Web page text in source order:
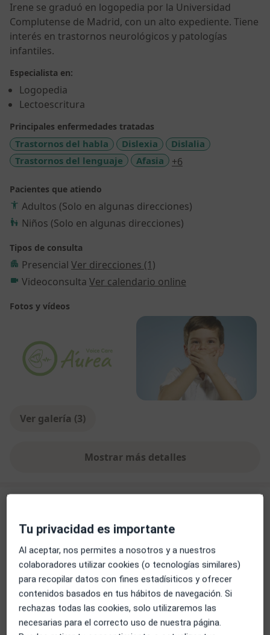
Irene se graduó en logopedia por la Universidad
Complutense de Madrid, con un alto expediente. Tiene
interés en trastornos neurológicos y patologías
infantiles.
Especialista en:
Logopedia
Lectoescritura
Principales enfermedades tratadas
Trastornos del habla Dislexia
Dislalia
Trastornos del lenguaje
Afasia +6
Pacientes que atiendo
Adultos (Solo en algunas direcciones)
Niños (Solo en algunas direcciones)
Tipos de consulta
Presencial Ver direcciones (1)
Videoconsulta Ver calendario online
Fotos y vídeos
Ver galería (3)
Mostrar más detalles
sobre la experiencia
Consulta online
Desde 50 € Detalles
Visita Logopedia y Logofoniatría
Desde 48 € Detalles Reservar cita
Primera visita Logopedia
Tu privacidad es importante
Al aceptar, nos permites a nosotros y a nuestros
colaboradores utilizar cookies (o tecnologías similares)
para recopilar datos con fines estadísiticos y ofrecer
contenidos basados en tus hábitos de navegación. Si
rechazas todas las cookies, solo utilizaremos las
necesarias para el correcto uso de nuestra página.